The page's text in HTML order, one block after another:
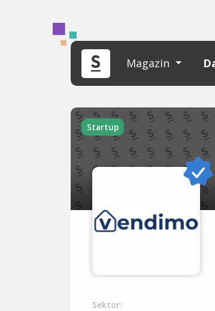
Magazin
Startup
Sektor: